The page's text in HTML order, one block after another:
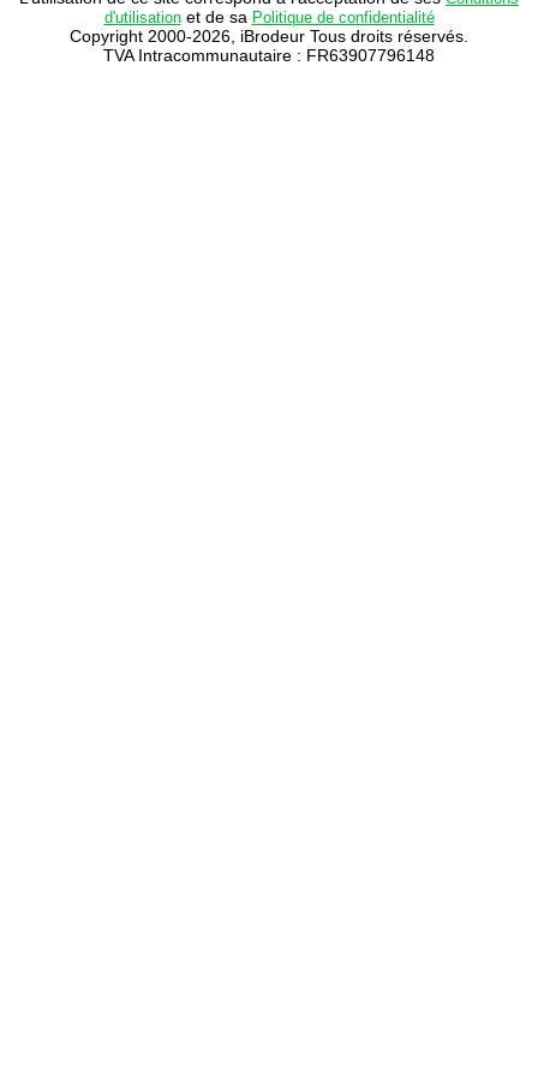
d'utilisationet de sa Politique de confidentialité
Copyright 2000-2026, iBrodeur Tous droits réservés.
TVA Intracommunautaire : FR63907796148